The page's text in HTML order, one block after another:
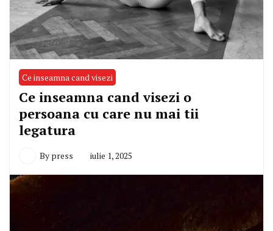
Ce inseamna cand visezi
Ce inseamna cand visezi o
persoana cu care nu mai tii
legatura
By press iulie 1, 2025